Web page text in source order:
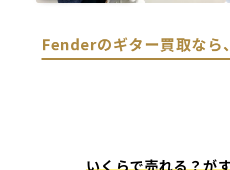
Fenderのギター買取なら
いくらで売れる？が